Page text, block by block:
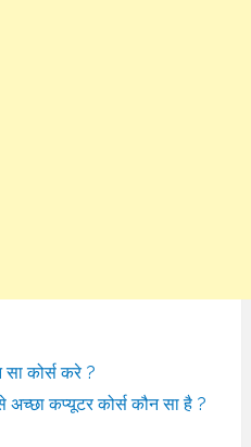
कोर्स करे ?
कप्यूटर कोर्स कौन सा है ?